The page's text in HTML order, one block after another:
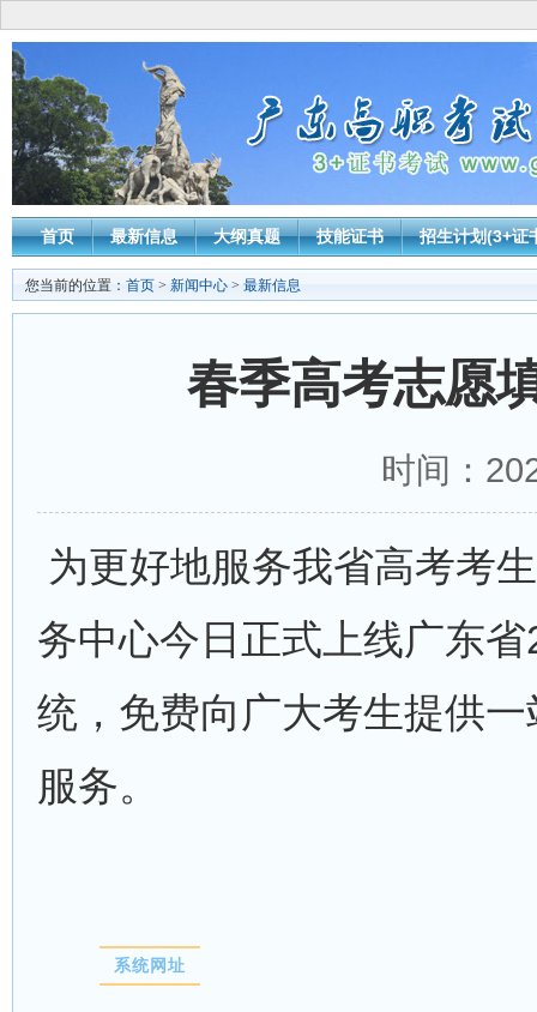
首页 最新信息 大纲真题 技能证书 招生计划(3+证
您当前的位置： 首页 > 新闻中心 > 最新信息
春季高考志愿
时间：
为更好地服务我省高考考
务中心今日正式上线广东
统，免费向广大考生提供
服务。
系统网址